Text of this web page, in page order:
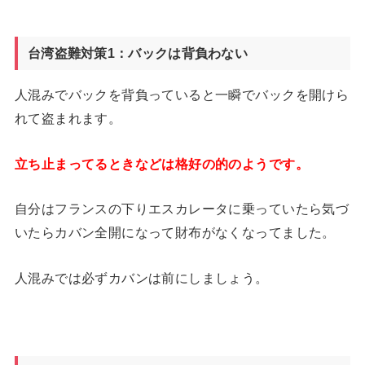
台湾盗難対策1：バックは背負わない
人混みでバックを背負っていると一瞬でバックを開けら
れて盗まれます。
立ち止まってるときなどは格好の的のようです。
自分はフランスの下りエスカレータに乗っていたら気づ
いたらカバン全開になって財布がなくなってました。
人混みでは必ずカバンは前にしましょう。